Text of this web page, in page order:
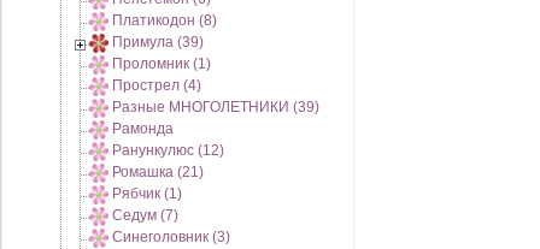
Платикодон (8)
Примула (39)
Проломник (1)
Прострел (4)
Разные МНОГОЛЕТНИКИ (39)
Рамонда
Ранункулюс (12)
Ромашка (21)
Рябчик (1)
Седум (7)
Синеголовник (3)